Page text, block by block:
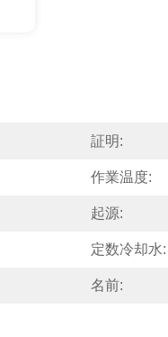
証明:
作業温度:
起源:
定数冷却水:
名前: